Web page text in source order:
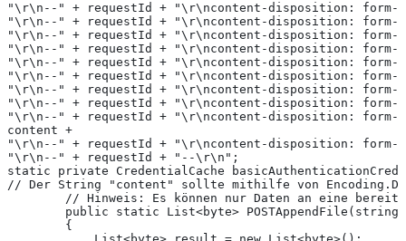
"\r\n--" + requestId + "\r\ncontent-disposition: form-
"\r\n--" + requestId + "\r\ncontent-disposition: form-
"\r\n--" + requestId + "\r\ncontent-disposition: form-
"\r\n--" + requestId + "\r\ncontent-disposition:
"\r\n--" + requestId + "\r\ncontent-disposition: form-
"\r\n--" + requestId + "\r\ncontent-disposition: form-
"\r\n--" + requestId + "\r\ncontent-disposition: form-
"\r\n--" + requestId + "\r\ncontent-disposition: form-
"\r\n--" + requestId + "\r\ncontent-disposition: form-
content +
"\r\n--" + requestId + "\r\ncontent-disposition:
"\r\n--" + requestId + "--\r\n";
static private CredentialCache
// Der String "content" sollte mithilfe von
// Hinweis: Es können nur Daten an eine bereits
public static List<byte> POSTAppendFile(string
{